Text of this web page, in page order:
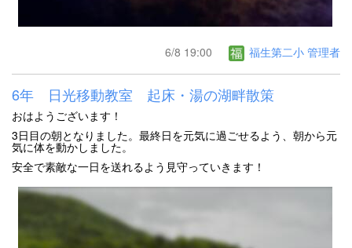
6/8 19:00 福生第二小 管理者
6年 日光移動教室 起床・湯の湖畔散策
おはようございます！
3日目の朝となりました。最終日を元気に過ごせるよう、朝から元
気に体を動かしました。
安全で素敵な一日を送れるよう見守っていきます！